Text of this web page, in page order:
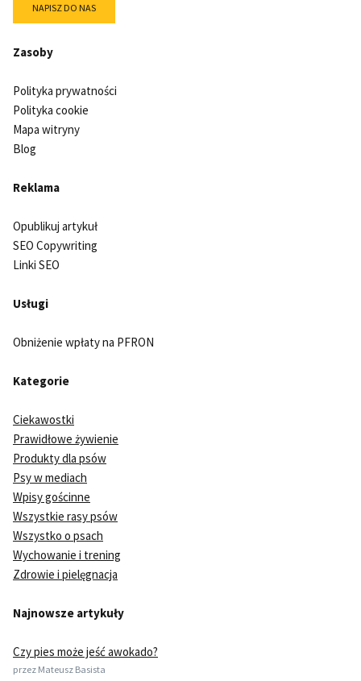
NAPISZ DO NAS
Zasoby
Polityka prywatności
Polityka cookie
Mapa witryny
Blog
Reklama
Opublikuj artykuł
SEO Copywriting
Linki SEO
Usługi
Obniżenie wpłaty na PFRON
Kategorie
Ciekawostki
Prawidłowe żywienie
Produkty dla psów
Psy w mediach
Wpisy gościnne
Wszystkie rasy psów
Wszystko o psach
Wychowanie i trening
Zdrowie i pielęgnacja
Najnowsze artykuły
Czy pies może jeść awokado?
przez Mateusz Basista